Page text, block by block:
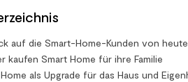
auf die Smart-Home-Kunden von heute.
kaufen Smart Home für ihre Familie
als Upgrade für das Haus und